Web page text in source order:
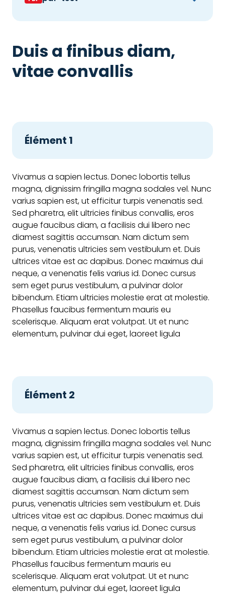
Duis a finibus diam,
vitae convallis
Élément 1
Vivamus a sapien lectus. Donec lobortis tellus
magna, dignissim fringilla magna sodales vel. Nunc
varius sapien est, ut efficitur turpis venenatis sed.
Sed pharetra, elit ultricies finibus convallis, eros
augue faucibus diam, a facilisis dui libero nec
diamest sagittis accumsan. Nam dictum sem
purus, venenatis ultricies sem vestibulum et. Duis
ultrices vitae est ac dapibus. Donec maximus dui
neque, a venenatis felis varius id. Donec cursus
sem eget purus vestibulum, a pulvinar dolor
bibendum. Etiam ultricies molestie erat at molestie.
Phasellus faucibus fermentum mauris eu
scelerisque. Aliquam erat volutpat. Ut et nunc
elementum, pulvinar dui eget, laoreet ligula
Élément 2
Vivamus a sapien lectus. Donec lobortis tellus
magna, dignissim fringilla magna sodales vel. Nunc
varius sapien est, ut efficitur turpis venenatis sed.
Sed pharetra, elit ultricies finibus convallis, eros
augue faucibus diam, a facilisis dui libero nec
diamest sagittis accumsan. Nam dictum sem
purus, venenatis ultricies sem vestibulum et. Duis
ultrices vitae est ac dapibus. Donec maximus dui
neque, a venenatis felis varius id. Donec cursus
sem eget purus vestibulum, a pulvinar dolor
bibendum. Etiam ultricies molestie erat at molestie.
Phasellus faucibus fermentum mauris eu
scelerisque. Aliquam erat volutpat. Ut et nunc
elementum, pulvinar dui eget, laoreet ligula